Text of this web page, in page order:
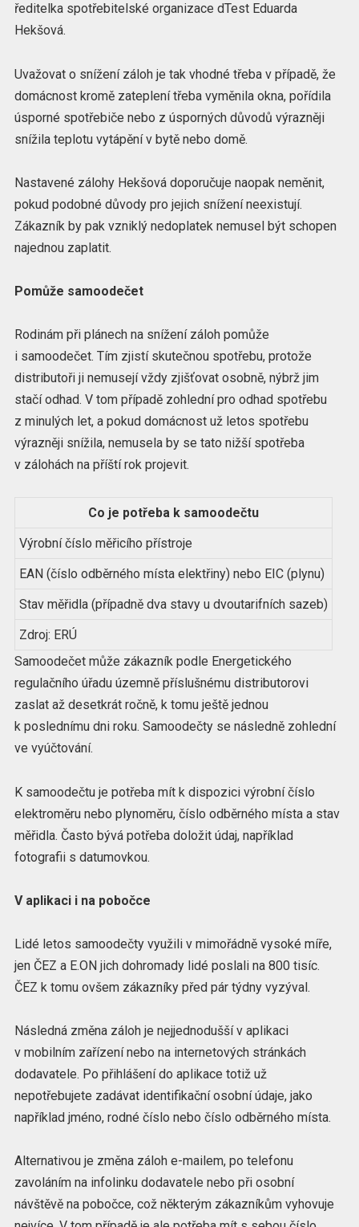
ředitelka spotřebitelské organizace dTest Eduarda
Hekšová.
Uvažovat o snížení záloh je tak vhodné třeba v případě, že
domácnost kromě zateplení třeba vyměnila okna, pořídila
úsporné spotřebiče nebo z úsporných důvodů výrazněji
snížila teplotu vytápění v bytě nebo domě.
Nastavené zálohy Hekšová doporučuje naopak neměnit,
pokud podobné důvody pro jejich snížení neexistují.
Zákazník by pak vzniklý nedoplatek nemusel být schopen
najednou zaplatit.
Pomůže samoodečet
Rodinám při plánech na snížení záloh pomůže
i samoodečet. Tím zjistí skutečnou spotřebu, protože
distributoři ji nemusejí vždy zjišťovat osobně, nýbrž jim
stačí odhad. V tom případě zohlední pro odhad spotřebu
z minulých let, a pokud domácnost už letos spotřebu
výrazněji snížila, nemusela by se tato nižší spotřeba
v zálohách na příští rok projevit.
Co je potřeba k samoodečtu
Výrobní číslo měřicího přístroje
EAN (číslo odběrného místa elektřiny) nebo EIC (plynu)
Stav měřidla (případně dva stavy u dvoutarifních sazeb)
Zdroj: ERÚ
Samoodečet může zákazník podle Energetického
regulačního úřadu územně příslušnému distributorovi
zaslat až desetkrát ročně, k tomu ještě jednou
k poslednímu dni roku. Samoodečty se následně zohlední
ve vyúčtování.
K samoodečtu je potřeba mít k dispozici výrobní číslo
elektroměru nebo plynoměru, číslo odběrného místa a stav
měřidla. Často bývá potřeba doložit údaj, například
fotografii s datumovkou.
V aplikaci i na pobočce
Lidé letos samoodečty využili v mimořádně vysoké míře,
jen ČEZ a E.ON jich dohromady lidé poslali na 800 tisíc.
ČEZ k tomu ovšem zákazníky před pár týdny vyzýval.
Následná změna záloh je nejjednodušší v aplikaci
v mobilním zařízení nebo na internetových stránkách
dodavatele. Po přihlášení do aplikace totiž už
nepotřebujete zadávat identifikační osobní údaje, jako
například jméno, rodné číslo nebo číslo odběrného místa.
Alternativou je změna záloh e-mailem, po telefonu
zavoláním na infolinku dodavatele nebo při osobní
návštěvě na pobočce, což některým zákazníkům vyhovuje